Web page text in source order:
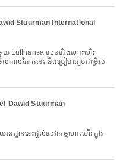
Stuurman International
កាលវិភាគនេះ និងប្រៀបធៀបជម្រើស
Dawid Stuurman